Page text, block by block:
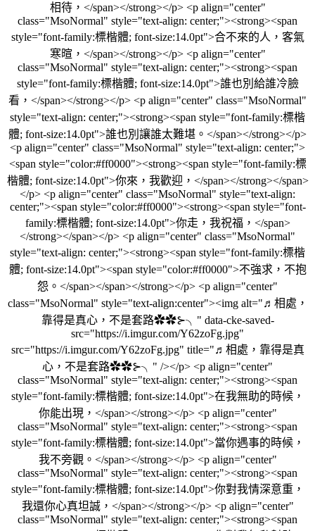
相待，</span></strong></p> <p align="center"
class="MsoNormal" style="text-align: center;"><strong><span
style="font-family:標楷體; font-size:14.0pt">合不來的人，客氣
寒暄，</span></strong></p> <p align="center"
class="MsoNormal" style="text-align: center;"><strong><span
style="font-family:標楷體; font-size:14.0pt">誰也別給誰冷臉
看，</span></strong></p> <p align="center" class="MsoNormal"
style="text-align: center;"><strong><span style="font-family:標楷
體; font-size:14.0pt">誰也別讓誰太難堪。</span></strong></p>
<p align="center" class="MsoNormal" style="text-align: center;">
<span style="color:#ff0000"><strong><span style="font-family:標
楷體; font-size:14.0pt">你來，我歡迎，</span></strong></span>
</p> <p align="center" class="MsoNormal" style="text-align:
center;"><span style="color:#ff0000"><strong><span style="font-
family:標楷體; font-size:14.0pt">你走，我祝福，</span>
</strong></span></p> <p align="center" class="MsoNormal"
style="text-align: center;"><strong><span style="font-family:標楷
體; font-size:14.0pt"><span style="color:#ff0000">不強求，不抱
怨。</span></span></strong></p> <p align="center"
class="MsoNormal" style="text-align:center"><img alt="♬相處，
靠得是真心，不是套路✿✿⊱╮" data-cke-saved-
src="https://i.imgur.com/Y62zoFg.jpg"
src="https://i.imgur.com/Y62zoFg.jpg" title="♬相處，靠得是真
心，不是套路✿✿⊱╮" /></p> <p align="center"
class="MsoNormal" style="text-align: center;"><strong><span
style="font-family:標楷體; font-size:14.0pt">在我無助的時候，
你能出現，</span></strong></p> <p align="center"
class="MsoNormal" style="text-align: center;"><strong><span
style="font-family:標楷體; font-size:14.0pt">當你遇事的時候，
我不旁觀。</span></strong></p> <p align="center"
class="MsoNormal" style="text-align: center;"><strong><span
style="font-family:標楷體; font-size:14.0pt">你對我情深意重，
我還你心真坦誠，</span></strong></p> <p align="center"
class="MsoNormal" style="text-align: center;"><strong><span